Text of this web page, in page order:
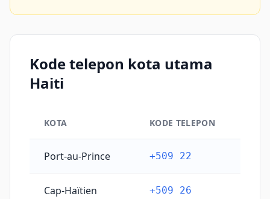
Kode telepon kota utama
Haiti
KOTA KODE TELEPON
Port-au-Prince +509 22
Cap-Haïtien +509 26